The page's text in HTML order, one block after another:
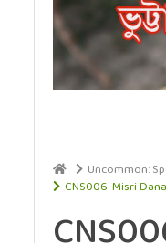
Uncommon:
CNS006. Misri Dana